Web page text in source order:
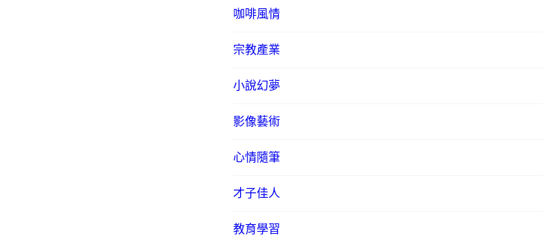
咖啡風情
宗教產業
小說幻夢
影像藝術
心情隨筆
才子佳人
教育學習